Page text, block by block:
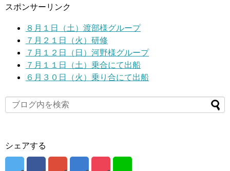
スポンサーリンク
８月１日（土）渡部様グループ
７月２１日（火）研修
７月１２日（日）河野様グループ
７月１１日（土）乗合にて出船
６月３０日（火）乗り合にて出船
シェアする